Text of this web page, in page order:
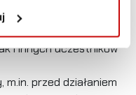
dajesz
o bezpieczeństwo
i innych uczestników
przed działaniem